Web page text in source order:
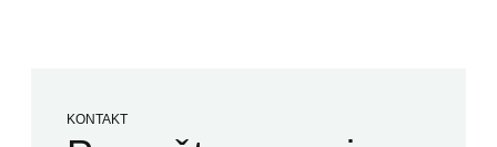
KONTAKT